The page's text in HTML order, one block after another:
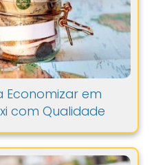
Economizar em
com Qualidade